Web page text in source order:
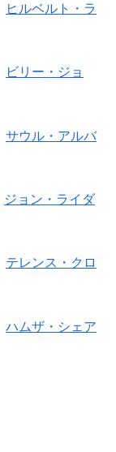
ヒルベルト・ラ
ビリー・ジョ
サウル・アルバ
ジョン・ライダ
テレンス・クロ
ハムザ・シェア